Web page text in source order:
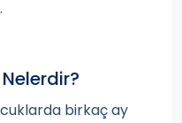
birkaç ay